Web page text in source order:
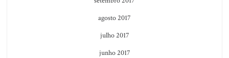
agosto 2017
julho 2017
junho 2017